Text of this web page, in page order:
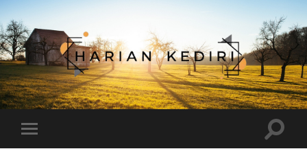
Harian
Kediri
mobile
Toggle